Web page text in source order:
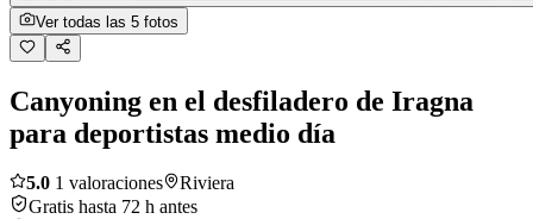
Ver todas las 5 fotos
Canyoning en el desfiladero de Iragna
para deportistas medio día
5.0 1 valoraciones
Riviera
Gratis hasta 72 h antes